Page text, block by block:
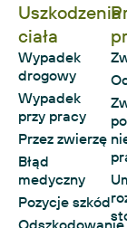
Uszkodzenia
ciała
Wypadek
drogowy
Wypadek
przy pracy
Przez zwierzę
Błąd
medyczny
Pozycje szkód